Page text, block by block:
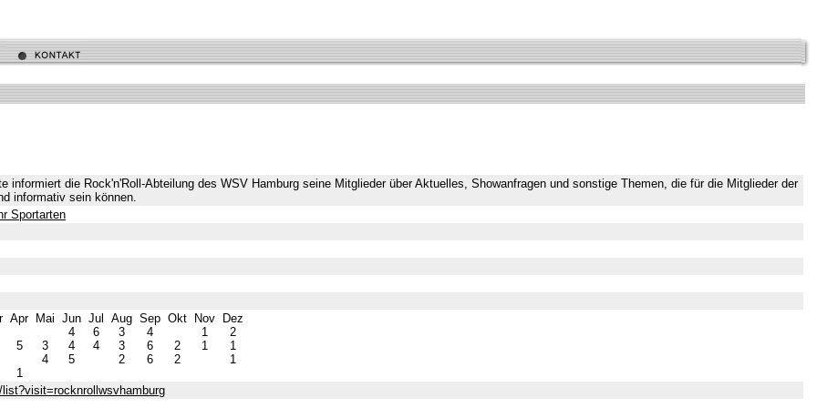
informiert die Rock'n'Roll-Abteilung des WSV Hamburg seine Mitglieder über Aktuelles, Showanfragen und sonstige Themen, die für die Mitglieder der
informativ sein können.
Sportarten
Apr Mai Jun Jul Aug Sep Okt Nov Dez
4
6 3 4 1
2
5
3 4 4 3 6 2 1
1
4
5 2 6 2
1
1